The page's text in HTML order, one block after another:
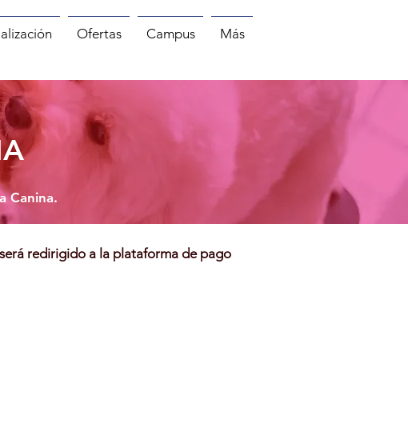
Ofertas Campus Más
Canina.
será redirigido a la plataforma de pago